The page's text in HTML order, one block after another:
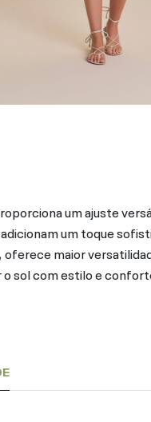
um ajuste
um toque
maior
sol com estilo e